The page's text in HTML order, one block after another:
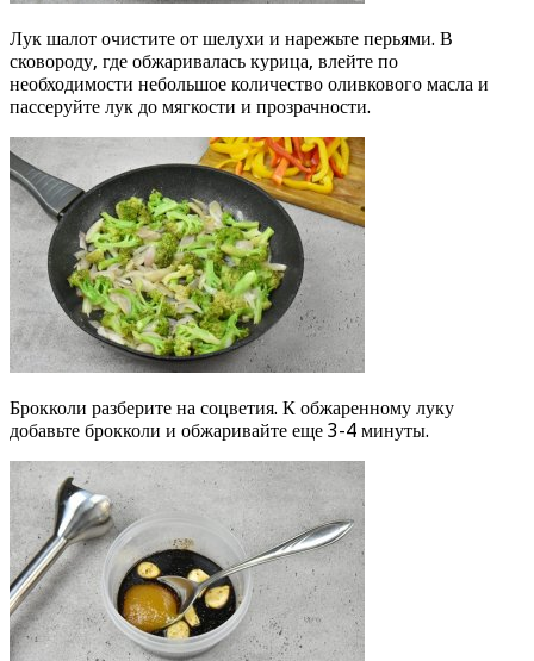
Лук шалот очистите от шелухи и нарежьте перьями. В
сковороду, где обжаривалась курица, влейте по
необходимости небольшое количество оливкового масла и
пассеруйте лук до мягкости и прозрачности.
Брокколи разберите на соцветия. К обжаренному луку
добавьте брокколи и обжаривайте еще 3-4 минуты.